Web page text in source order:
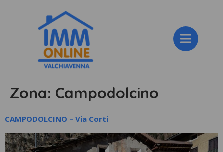
Zona: Campodolcino
CAMPODOLCINO – Via Corti